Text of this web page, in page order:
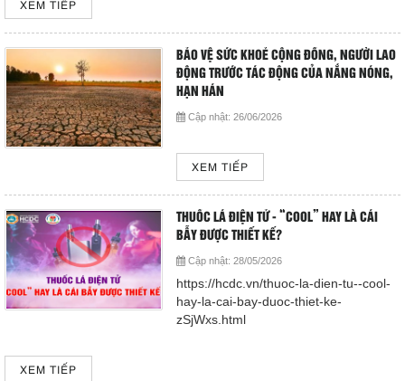
XEM TIẾP
BẢO VỆ SỨC KHOẺ CỘNG ĐỒNG, NGƯỜI LAO
ĐỘNG TRƯỚC TÁC ĐỘNG CỦA NẮNG NÓNG,
HẠN HÁN
Cập nhật: 26/06/2026
XEM TIẾP
THUỐC LÁ ĐIỆN TỬ - “COOL” HAY LÀ CÁI
BẪY ĐƯỢC THIẾT KẾ?
Cập nhật: 28/05/2026
https://hcdc.vn/thuoc-la-dien-tu--cool-
hay-la-cai-bay-duoc-thiet-ke-
zSjWxs.html
XEM TIẾP
Giá dịch vụ
Đào tạo - Nghiên cứu KH
Lịch làm việc
Thư giãn
Báo cáo CTQLCSNB
Liên hệ